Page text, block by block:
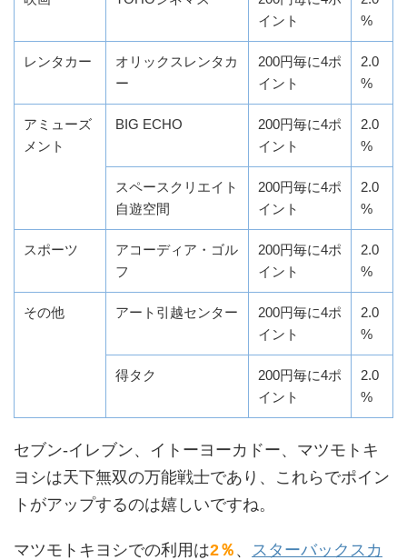
イント
%
レンタカー
オリックスレンタカ
ー
200円毎に4ポ
イント
2.0
%
アミューズ
メント
BIG ECHO
200円毎に4ポ
イント
2.0
%
スペースクリエイト
自遊空間
200円毎に4ポ
イント
2.0
%
スポーツ
アコーディア・ゴル
フ
200円毎に4ポ
イント
2.0
%
その他 アート引越センター
200円毎に4ポ
イント
2.0
%
得タク
200円毎に4ポ
イント
2.0
%
セブン-イレブン、イトーヨーカドー、マツモトキ
ヨシは天下無双の万能戦士であり、これらでポイン
トがアップするのは嬉しいですね。
マツモトキヨシでの利用は2％ 、
スターバックスカ